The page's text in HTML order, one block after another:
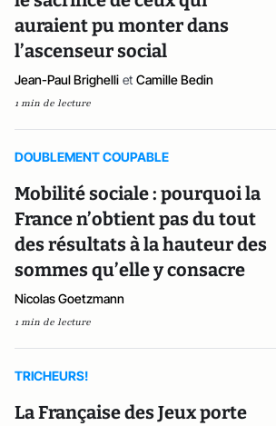
auraient pu monter dans
l’ascenseur social
Jean-Paul Brighelli et Camille Bedin
1 min de lecture
DOUBLEMENT COUPABLE
Mobilité sociale : pourquoi la
France n’obtient pas du tout
des résultats à la hauteur des
sommes qu’elle y consacre
Nicolas Goetzmann
1 min de lecture
TRICHEURS!
La Française des Jeux porte